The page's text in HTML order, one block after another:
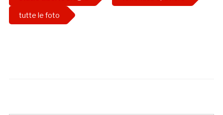
tutte le foto